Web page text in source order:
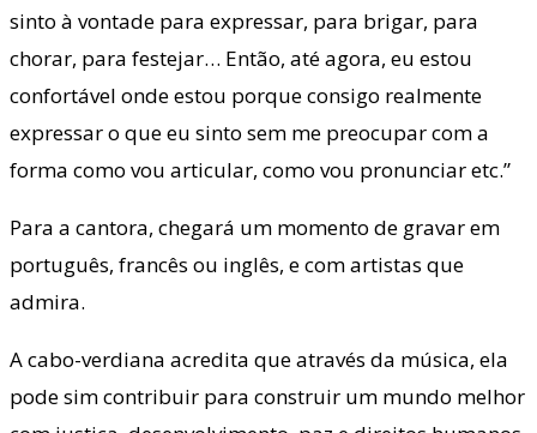
sinto à vontade para expressar, para brigar, para
chorar, para festejar… Então, até agora, eu estou
confortável onde estou porque consigo realmente
expressar o que eu sinto sem me preocupar com a
forma como vou articular, como vou pronunciar etc.”
Para a cantora, chegará um momento de gravar em
português, francês ou inglês, e com artistas que
admira.
A cabo-verdiana acredita que através da música, ela
pode sim contribuir para construir um mundo melhor